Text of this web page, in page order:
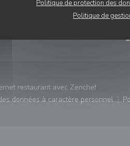
Politique de protection des
Politique de
restaurant avec Zenchef((ouvre
données à caractère personnel
((ouvre une nouvelle fenêtre))